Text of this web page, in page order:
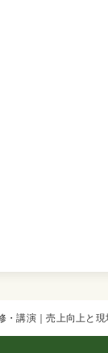
・講演｜売上向上と